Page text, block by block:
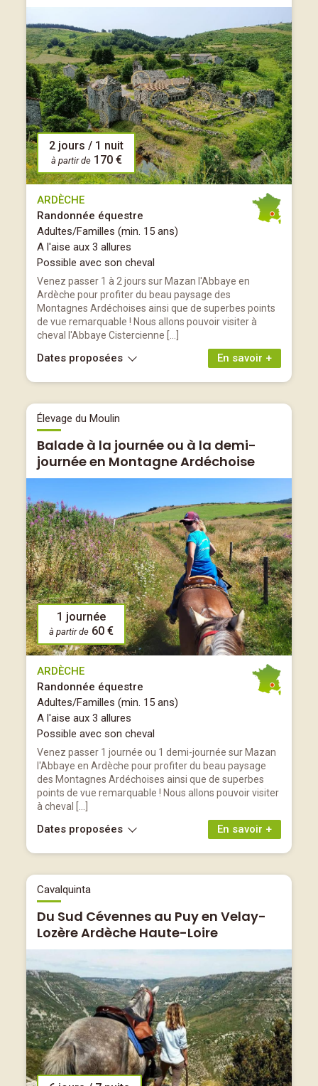
2 jours / 1 nuit
à partir de 170 €
ARDÈCHE
Randonnée équestre
Adultes/Familles (min. 15 ans)
A l'aise aux 3 allures
Possible avec son cheval
Venez passer 1 à 2 jours sur Mazan l'Abbaye en
Ardèche pour profiter du beau paysage des
Montagnes Ardéchoises ainsi que de superbes points
de vue remarquable ! Nous allons pouvoir visiter à
cheval l'Abbaye Cistercienne […]
En savoir +
Dates proposées
Élevage du Moulin
Balade à la journée ou à la demi-
journée en Montagne Ardéchoise
1 journée
à partir de 60 €
ARDÈCHE
Randonnée équestre
Adultes/Familles (min. 15 ans)
A l'aise aux 3 allures
Possible avec son cheval
Venez passer 1 journée ou 1 demi-journée sur Mazan
l'Abbaye en Ardèche pour profiter du beau paysage
des Montagnes Ardéchoises ainsi que de superbes
points de vue remarquable ! Nous allons pouvoir visiter
à cheval […]
En savoir +
Dates proposées
Cavalquinta
Du Sud Cévennes au Puy en Velay-
Lozère Ardèche Haute-Loire